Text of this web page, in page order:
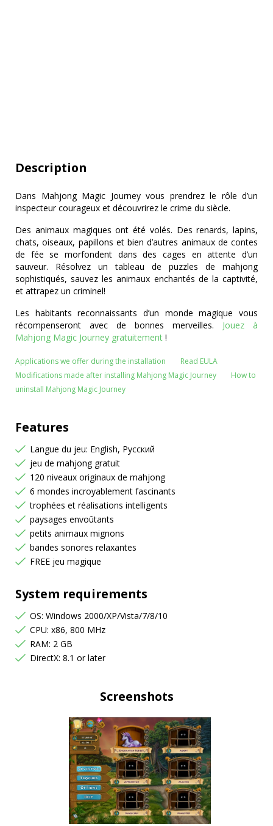
Description
Dans Mahjong Magic Journey vous prendrez le rôle d’un
inspecteur courageux et découvrirez le crime du siècle.
Des animaux magiques ont été volés. Des renards, lapins,
chats, oiseaux, papillons et bien d’autres animaux de contes
de fée se morfondent dans des cages en attente d’un
sauveur. Résolvez un tableau de puzzles de mahjong
sophistiqués, sauvez les animaux enchantés de la captivité,
et attrapez un criminel!
Les habitants reconnaissants d’un monde magique vous
récompenseront avec de bonnes merveilles. Jouez à
Mahjong Magic Journey gratuitement !
Applications we offer during the installation
Read EULA
Modifications made after installing Mahjong Magic Journey
How to
uninstall Mahjong Magic Journey
Features
Langue du jeu: English, Русский
jeu de mahjong gratuit
120 niveaux originaux de mahjong
6 mondes incroyablement fascinants
trophées et réalisations intelligents
paysages envoûtants
petits animaux mignons
bandes sonores relaxantes
FREE jeu magique
System requirements
OS: Windows 2000/XP/Vista/7/8/10
CPU: x86, 800 MHz
RAM: 2 GB
DirectX: 8.1 or later
Screenshots